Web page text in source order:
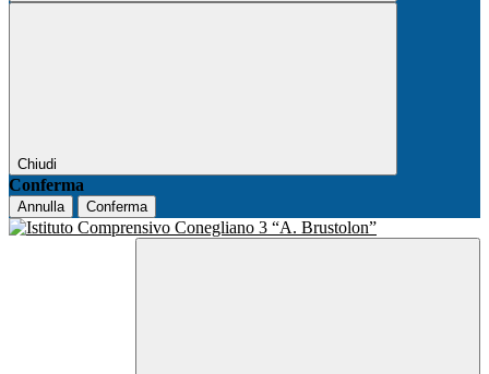
Chiudi
Conferma
Annulla Conferma